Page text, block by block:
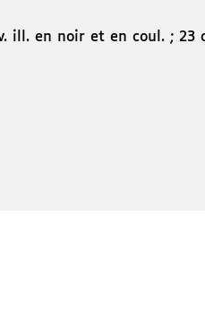
ill. en noir et en coul. ; 23